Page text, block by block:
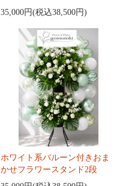
35,000円(税込38,500円)
ホワイト系バルーン付きおま
かせフラワースタンド2段